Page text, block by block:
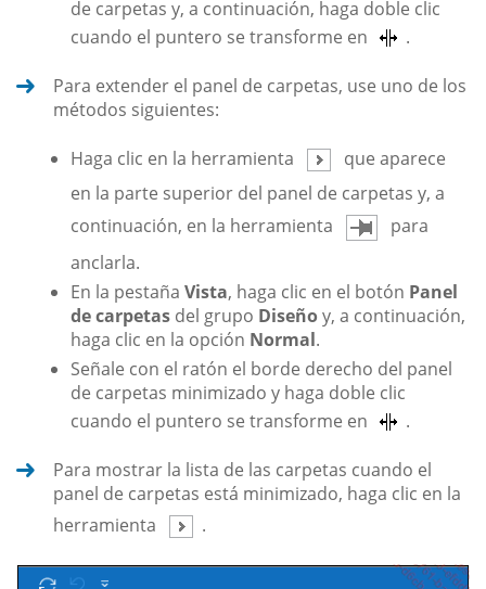
de carpetas y, a continuación, haga doble clic
cuando el puntero se transforme en
.
Para extender el panel de carpetas, use uno de los
métodos siguientes:
Haga clic en la herramienta
que aparece
en la parte superior del panel de carpetas y, a
continuación, en la herramienta
para
anclarla.
En la pestaña Vista, haga clic en el botón Panel
de carpetas del grupo Diseñoy, a continuación,
haga clic en la opción Normal.
Señale con el ratón el borde derecho del panel
de carpetas minimizado y haga doble clic
cuando el puntero se transforme en
.
Para mostrar la lista de las carpetas cuando el
panel de carpetas está minimizado, haga clic en la
herramienta
.